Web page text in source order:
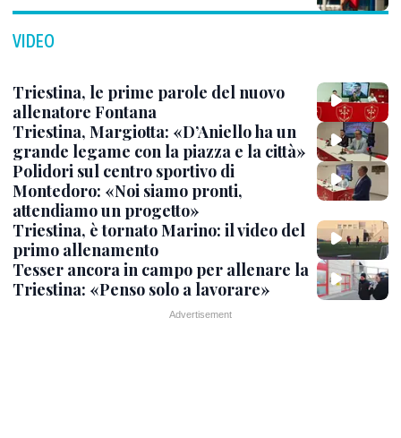
VIDEO
Triestina, le prime parole del nuovo
allenatore Fontana
Triestina, Margiotta: «D’Aniello ha un
grande legame con la piazza e la città»
Polidori sul centro sportivo di
Montedoro: «Noi siamo pronti,
attendiamo un progetto»
Triestina, è tornato Marino: il video del
primo allenamento
Tesser ancora in campo per allenare la
Triestina: «Penso solo a lavorare»